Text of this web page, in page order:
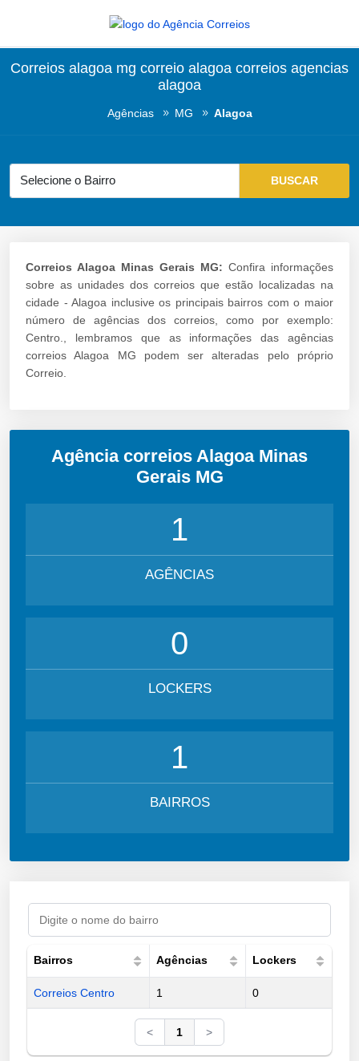
Correios alagoa mg correio alagoa correios agencias
alagoa
Agências MG Alagoa
Correios Alagoa Minas Gerais MG: Confira informações
sobre as unidades dos correios que estão localizadas na
cidade - Alagoa inclusive os principais bairros com o maior
número de agências dos correios, como por exemplo:
Centro., lembramos que as informações das agências
correios Alagoa MG podem ser alteradas pelo próprio
Correio.
Agência correios Alagoa Minas
Gerais MG
1
AGÊNCIAS
0
LOCKERS
1
BAIRROS
Bairros Agências Lockers
Correios Centro 1 0
< 1 >